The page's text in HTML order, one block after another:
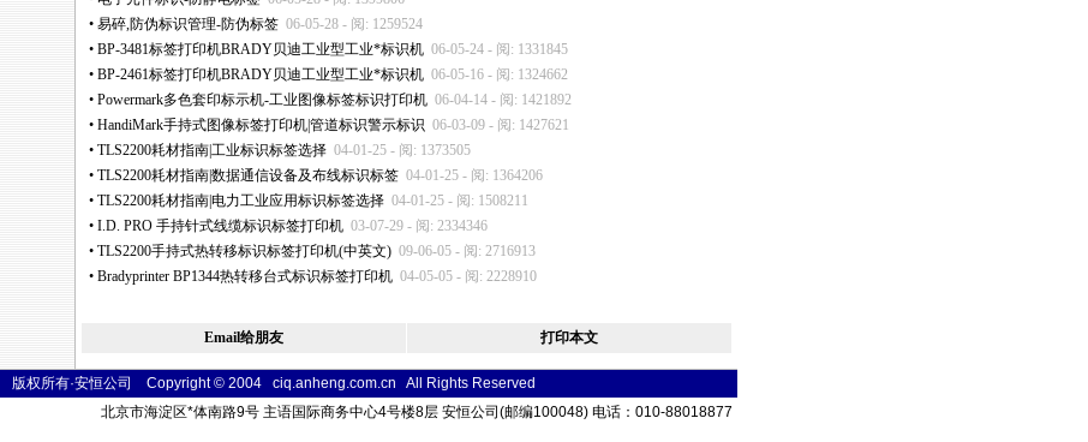
• 易碎,防伪标识管理-防伪标签 06-05-28 - 阅: 1259524
• BP-3481标签打印机BRADY贝迪工业型工业*标识机 06-05-24 - 阅: 1331845
• BP-2461标签打印机BRADY贝迪工业型工业*标识机 06-05-16 - 阅: 1324662
• Powermark多色套印标示机-工业图像标签标识打印机 06-04-14 - 阅: 1421892
• HandiMark手持式图像标签打印机|管道标识警示标识 06-03-09 - 阅: 1427621
• TLS2200耗材指南|工业标识标签选择 04-01-25 - 阅: 1373505
• TLS2200耗材指南|数据通信设备及布线标识标签 04-01-25 - 阅: 1364206
• TLS2200耗材指南|电力工业应用标识标签选择 04-01-25 - 阅: 1508211
• I.D. PRO 手持针式线缆标识标签打印机 03-07-29 - 阅: 2334346
• TLS2200手持式热转移标识标签打印机(中英文) 09-06-05 - 阅: 2716913
• Bradyprinter BP1344热转移台式标识标签打印机 04-05-05 - 阅: 2228910
Email给朋友 打印本文
版权所有·安恒公司 Copyright © 2004 ciq.anheng.com.cn All Rights Reserved
北京市海淀区*体南路9号 主语国际商务中心4号楼8层 安恒公司(邮编100048) 电话：010-88018877